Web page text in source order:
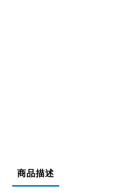
商品描述